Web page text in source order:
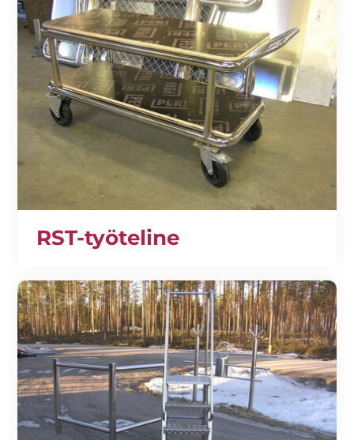
RST-työteline